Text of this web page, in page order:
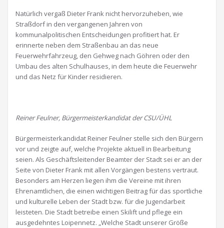
Natürlich vergaß Dieter Frank nicht hervorzuheben, wie
Straßdorf in den vergangenen Jahren von
kommunalpolitischen Entscheidungen profitiert hat. Er
erinnerte neben dem Straßenbau an das neue
Feuerwehrfahrzeug, den Gehweg nach Göhren oder den
Umbau des alten Schulhauses, in dem heute die Feuerwehr
und das Netz für Kinder residieren.
Reiner Feulner, Bürgermeisterkandidat der CSU/ÜHL
Bürgermeisterkandidat Reiner Feulner stelle sich den Bürgern
vor und zeigte auf, welche Projekte aktuell in Bearbeitung
seien. Als Geschäftsleitender Beamter der Stadt sei er an der
Seite von Dieter Frank mit allen Vorgängen bestens vertraut.
Besonders am Herzen liegen ihm die Vereine mit ihren
Ehrenamtlichen, die einen wichtigen Beitrag für das sportliche
und kulturelle Leben der Stadt bzw. für die Jugendarbeit
leisteten. Die Stadt betreibe einen Skilift und pflege ein
ausgedehntes Loipennetz. „Welche Stadt unserer Größe